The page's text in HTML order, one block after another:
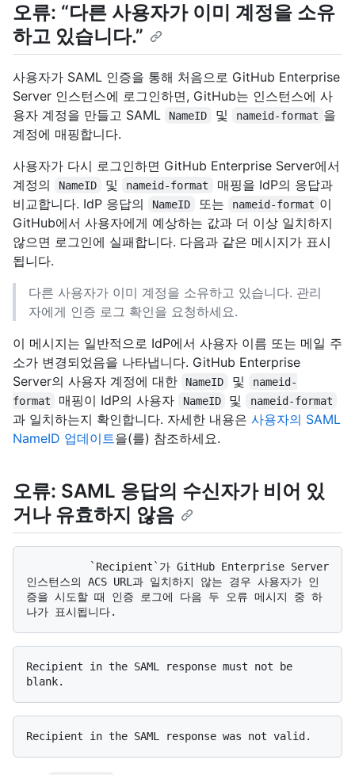
오류: “다른 사용자가 이미 계정을 소유
하고 있습니다.”
사용자가 SAML 인증을 통해 처음으로 GitHub Enterprise
Server 인스턴스에 로그인하면, GitHub는 인스턴스에 사
용자 계정을 만들고 SAML
NameID 및 nameid-format 을
계정에 매핑합니다.
사용자가 다시 로그인하면 GitHub Enterprise Server에서
계정의
NameID 및 nameid-format
매핑을 IdP의 응답과
비교합니다. IdP 응답의
NameID 또는 nameid-format 이
GitHub에서 사용자에게 예상하는 값과 더 이상 일치하지
않으면 로그인에 실패합니다. 다음과 같은 메시지가 표시
됩니다.
다른 사용자가 이미 계정을 소유하고 있습니다. 관리
자에게 인증 로그 확인을 요청하세요.
이 메시지는 일반적으로 IdP에서 사용자 이름 또는 메일 주
소가 변경되었음을 나타냅니다. GitHub Enterprise
Server의 사용자 계정에 대한
NameID 및
nameid-
format
매핑이 IdP의 사용자 NameID 및 nameid-format
과 일치하는지 확인합니다. 자세한 내용은 사용자의 SAML
NameID 업데이트을(를) 참조하세요.
오류: SAML 응답의 수신자가 비어 있
거나 유효하지 않음
인스턴스의 ACS URL과 일치하지 않는 경우 사용자가 인
증을 시도할 때 인증 로그에 다음 두 오류 메시지 중 하
Recipient in the SAML response must not be